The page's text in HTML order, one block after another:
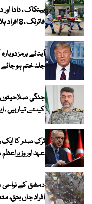
بینکاک ، دادا
فائرنگ ، 8 افراد ہلاک ، 14 زخمی
آبنائے ہرمز
جلد ختم ہو جائے
جنگی صلاحیتوں
کیلئے تیار ہیں ،
ترک صدر کا ایک
عہد اور
افراد جاں بحق،